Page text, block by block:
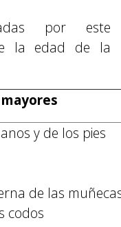
por este
la edad de la
y de los pies
de las
codos